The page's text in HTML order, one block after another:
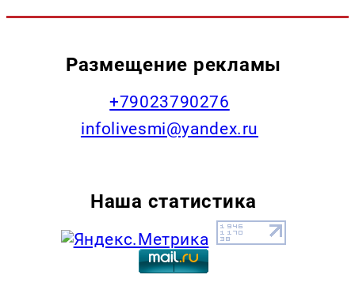
Размещение рекламы
+79023790276
infolivesmi@yandex.ru
Наша статистика